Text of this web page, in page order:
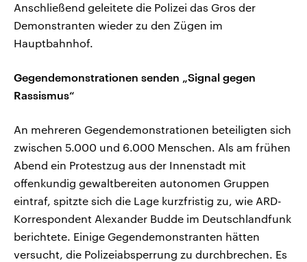
Anschließend geleitete die Polizei das Gros der
Demonstranten wieder zu den Zügen im
Hauptbahnhof.
Gegendemonstrationen senden „Signal gegen
Rassismus“
An mehreren Gegendemonstrationen beteiligten sich
zwischen 5.000 und 6.000 Menschen. Als am frühen
Abend ein Protestzug aus der Innenstadt mit
offenkundig gewaltbereiten autonomen Gruppen
eintraf, spitzte sich die Lage kurzfristig zu, wie ARD-
Korrespondent Alexander Budde im Deutschlandfunk
berichtete. Einige Gegendemonstranten hätten
versucht, die Polizeiabsperrung zu durchbrechen. Es